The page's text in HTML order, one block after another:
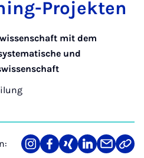
Pro­jek­ten
mit dem
und
ShareTeilenTeilenTeilenTeilenLink